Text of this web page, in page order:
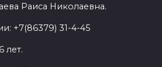
Раиса Николаевна.
+7(86379) 31-4-45
лет.